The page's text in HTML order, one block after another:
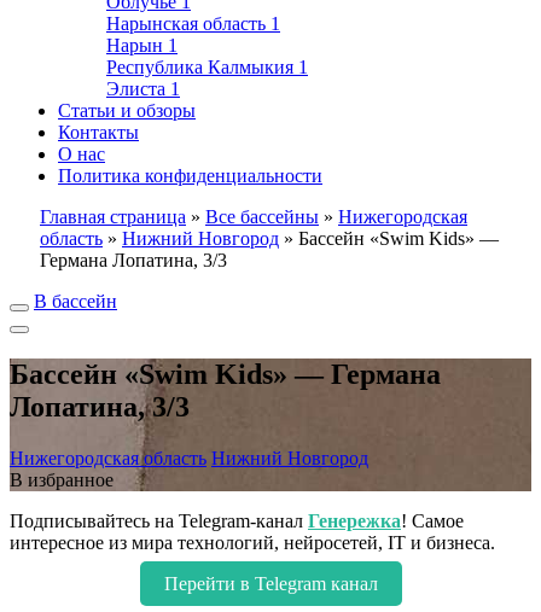
Нарынская область 1
Нарын 1
Республика Калмыкия 1
Элиста 1
Статьи и обзоры
Контакты
О нас
Политика конфиденциальности
Главная страница » Все бассейны » Нижегородская
область » Нижний Новгород » Бассейн «Swim Kids» —
Германа Лопатина, 3/3
В бассейн
Бассейн «Swim Kids» — Германа
Лопатина, 3/3
Нижегородская область Нижний Новгород
В избранное
Подписывайтесь на Telegram-канал Генережка! Самое
интересное из мира технологий, нейросетей, IT и бизнеса.
Перейти в Telegram канал